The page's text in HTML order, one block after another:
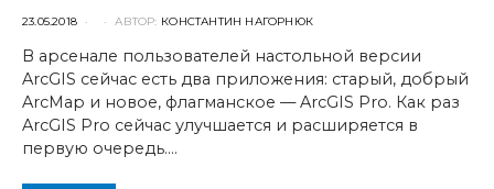
POSTED
23.05.2018 АВТОР: КОНСТАНТИН НАГОРНЮК
В арсенале пользователей настольной версии
ArcGIS сейчас есть два приложения: старый, добрый
ArcMap и новое, флагманское — ArcGIS Pro. Как раз
ArcGIS Pro сейчас улучшается и расширяется в
первую очередь.…